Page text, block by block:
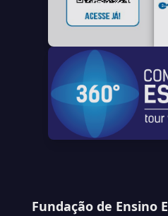
Fundação de Ensino